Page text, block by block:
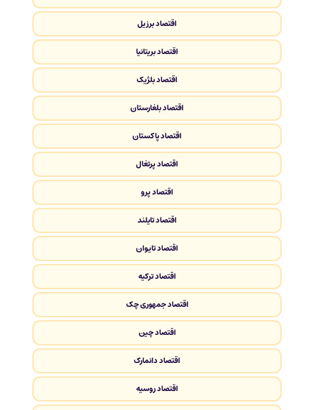
اقتصاد برزیل
اقتصاد بریتانیا
اقتصاد بلژیک
اقتصاد بلغارستان
اقتصاد پاکستان
اقتصاد پرتغال
اقتصاد پرو
اقتصاد تایلند
اقتصاد تایوان
اقتصاد ترکیه
اقتصاد جمهوری چک
اقتصاد چین
اقتصاد دانمارک
اقتصاد روسیه